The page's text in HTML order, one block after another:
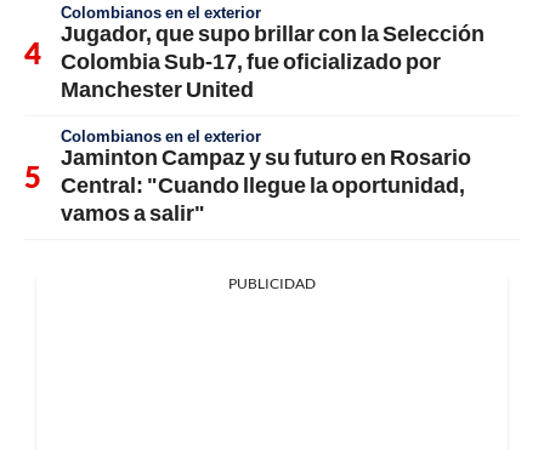
Colombianos en el exterior
Jugador, que supo brillar con la Selección
Colombia Sub-17, fue oficializado por
Manchester United
Colombianos en el exterior
Jaminton Campaz y su futuro en Rosario
Central: "Cuando llegue la oportunidad,
vamos a salir"
PUBLICIDAD